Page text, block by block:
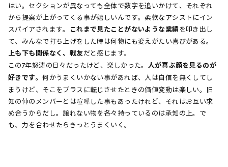
はい。セクションが異なっても全体で数字を追いかけて、それぞれ
から提案が上がってくる事が嬉しいんです。柔軟なアシストにイン
スパイアされます。
これまで見たことがないような業績を叩き出し
て、みんなで打ち上げをした時は何物にも変えがたい喜びがある。
上も下も関係なく、戦友だと感じます。
この7年怒涛の日々だったけど、楽しかった。 人が喜ぶ顔を見るのが
好きです。何かうまくいかない事があれば、人は自信を無くしてし
まうけど、そこをプラスに転じさせたときの価値変動は楽しい。旧
知の仲のメンバーとは喧嘩した事もあったけれど、それはお互い求
め合うからだし。譲れない物を各々持っているのは承知の上。で
も、力を合わせたらきっとうまくいく。